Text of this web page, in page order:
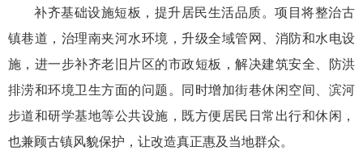
补齐基础设施短板，提升居民生活品质。项目将整治古
镇巷道，治理南夹河水环境，升级全域管网、消防和水电设
施，进一步补齐老旧片区的市政短板，解决建筑安全、防洪
排涝和环境卫生方面的问题。同时增加街巷休闲空间、滨河
步道和研学基地等公共设施，既方便居民日常出行和休闲，
也兼顾古镇风貌保护，让改造真正惠及当地群众。